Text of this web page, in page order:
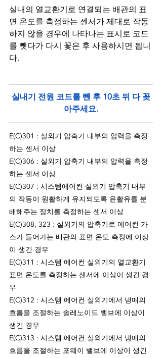
실내의 열교환기로 연결되는 배관의 표
면 온도를 측정하는 센서가 제대로 작동
하지 않을 경우에 나타나는 표시로 코드
를 뺏다가 다시 꽃은 후 사용하시면 됩니
다.
실내기 전원 코드를 뺀 후 10초 뒤 다 꽂
아주세요.
E(C)301 : 실외기 압축기 내부의 압력을 측정
하는 센서 이상
E(C)306 : 실외기 압축기 내부의 압력을 측정
하는 센서 이상
E(C)307 : 시스템에어컨 실외기 압축기 내부
의 작동이 원활하게 유지되도록 윤활유를 분
배해주는 장치를 측정하는 센서 이상
E(C)308, 323 : 실외기의 압축기로 에어컨 가
스가 들어가는 배관의 표면 온도 측정에 이상
이 생긴 경우
E(C)311 : 시스템 에어컨 실외기의 열교환기
표면 온도를 측정하는 센서에 이상이 생긴 경
우
E(C)312 : 시스템 에어컨 실외기에서 냉매의
흐름을 조절하는 솔레노이드 밸브에 이상이
생긴 경우
E(C)313 : 시스템 에어컨 실외기에서 냉매의
흐름을 조절하는 포웨이 밸브에 이상이 생긴